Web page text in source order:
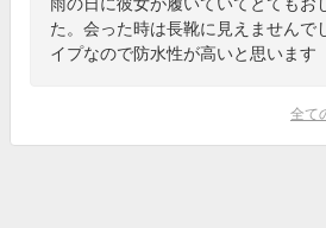
た。会った時は長靴に見えませんで
イプなので防水性が高いと思います
全て